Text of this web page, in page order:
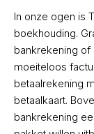
In onze ogen is
boekhouding.
bankrekening of
moeiteloos
betaalrekening
betaalkaart.
bankrekening